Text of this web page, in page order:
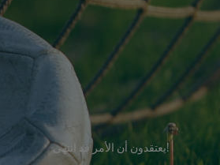
!يعتقدون أن الأمر قد انتهى